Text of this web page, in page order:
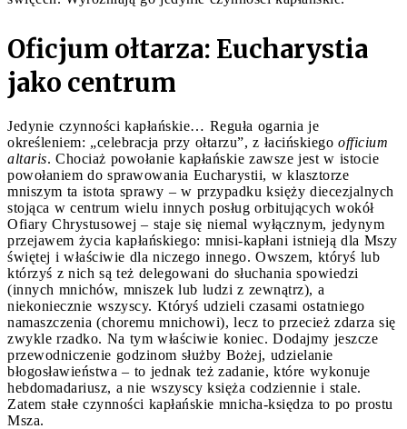
Oficjum ołtarza: Eucharystia
jako centrum
Jedynie czynności kapłańskie… Reguła ogarnia je
określeniem: „celebracja przy ołtarzu”, z łacińskiego officium
altaris. Chociaż powołanie kapłańskie zawsze jest w istocie
powołaniem do sprawowania Eucharystii, w klasztorze
mniszym ta istota sprawy – w przypadku księży diecezjalnych
stojąca w centrum wielu innych posług orbitujących wokół
Ofiary Chrystusowej – staje się niemal wyłącznym, jedynym
przejawem życia kapłańskiego: mnisi-kapłani istnieją dla Mszy
świętej i właściwie dla niczego innego. Owszem, któryś lub
którzyś z nich są też delegowani do słuchania spowiedzi
(innych mnichów, mniszek lub ludzi z zewnątrz), a
niekoniecznie wszyscy. Któryś udzieli czasami ostatniego
namaszczenia (choremu mnichowi), lecz to przecież zdarza się
zwykle rzadko. Na tym właściwie koniec. Dodajmy jeszcze
przewodniczenie godzinom służby Bożej, udzielanie
błogosławieństwa – to jednak też zadanie, które wykonuje
hebdomadariusz, a nie wszyscy księża codziennie i stale.
Zatem stałe czynności kapłańskie mnicha-księdza to po prostu
Msza.